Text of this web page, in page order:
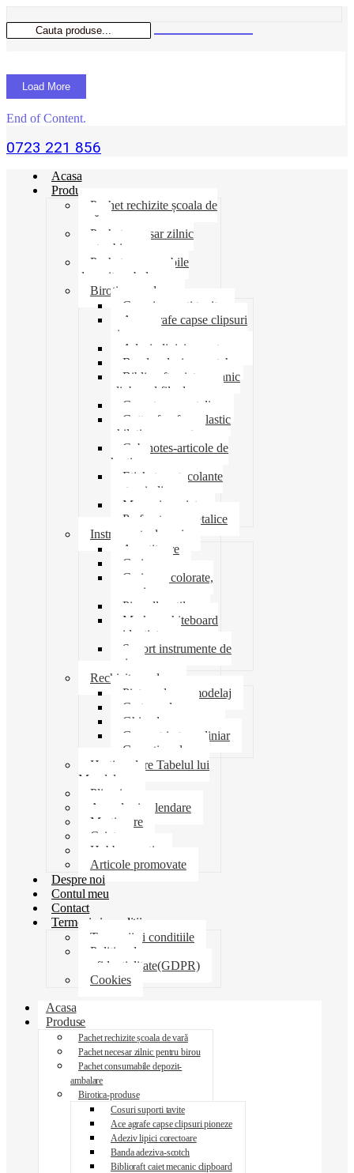
Load More
End of Content.
0723 221 856
Acasa
Produse
Pachet rechizite școala de
vară
Pachet necesar zilnic
pentru birou
Pachet consumabile
depozit-ambalare
Birotica-produse
Cosuri suporti tavite
Ace agrafe capse clipsuri
pioneze
Adeziv lipici corectoare
Banda adeziva-scotch
Biblioraft caiet mecanic
clipboard file dosare
Capsatoare metalice
Cutter foarfeca elastic
ghilotina magnet
Cub notes-articole de
hartie
Etichete autocolante
carton indigo
Mape si serviete
Perforatoare metalice
Instrumente de scris
Ascutitoare
Carioca
Creioane colorate,
mecanice
Pix roller stilou
Marker whiteboard
evidentiator
Suport instrumente de
scris
Rechizite scolare
Pictura desen modelaj
Creta scolara
Ghiozdane penare
Geometrie trusa liniar
Coperti scolare
Harti scolare Tabelul lui
Mendeleev
Plicuri
Agende si calendare
Martisoare
Caiete
Hobby creatie
Articole promovate
Despre noi
Contul meu
Contact
Termeni si conditii
Termenii si conditiile
Politica de
confidentialitate(GDPR)
Cookies
Acasa
Produse
Pachet rechizite școala de vară
Pachet necesar zilnic pentru birou
Pachet consumabile depozit-
ambalare
Birotica-produse
Cosuri suporti tavite
Ace agrafe capse clipsuri pioneze
Adeziv lipici corectoare
Banda adeziva-scotch
Biblioraft caiet mecanic clipboard